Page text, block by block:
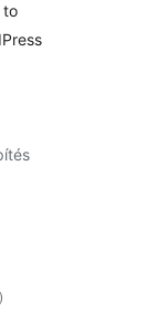
to
értékelés
összesen
)